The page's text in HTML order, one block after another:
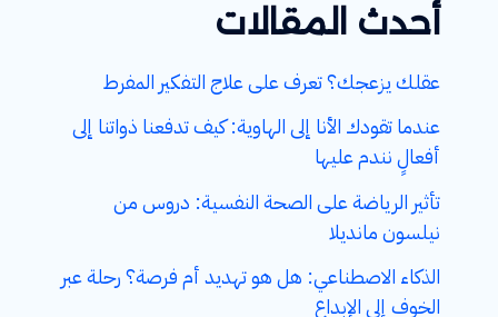
أحدث المقالات
عقلك يزعجك؟ تعرف على علاج التفكير المفرط
عندما تقودك الأنا إلى الهاوية: كيف تدفعنا ذواتنا إلى
أفعالٍ نندم عليها
تأثير الرياضة على الصحة النفسية: دروس من
نيلسون مانديلا
الذكاء الاصطناعي: هل هو تهديد أم فرصة؟ رحلة عبر
الخوف إلى الإبداع